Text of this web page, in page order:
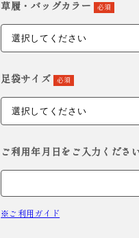
草履・バッグカラー 必須
足袋サイズ 必須
ご利用年月日をご入力くださ
※ご利用ガイド